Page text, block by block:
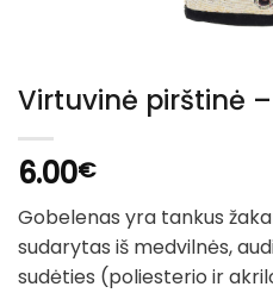
Virtuvinė pirštinė
6.00€
Gobelenas yra tankus
sudarytas iš medvilnės,
sudėties (poliesterio ir